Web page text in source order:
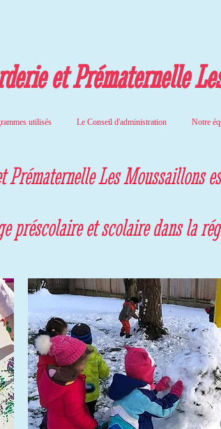
et Prématernelle
Les Moussaillons
préscolaire et scolaire dans la
utilisés Le Conseil d'administration Notre